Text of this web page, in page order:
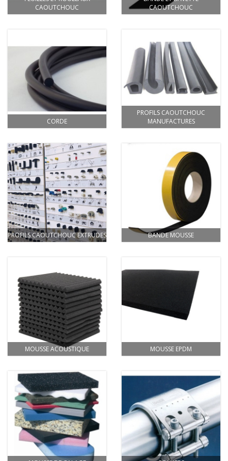
CAOUTCHOUC
CAOUTCHOUC
CORDE
PROFILS CAOUTCHOUC
MANUFACTURES
PROFILS CAOUTCHOUC EXTRUDES BANDE MOUSSE
MOUSSE ACOUSTIQUE MOUSSE EPDM